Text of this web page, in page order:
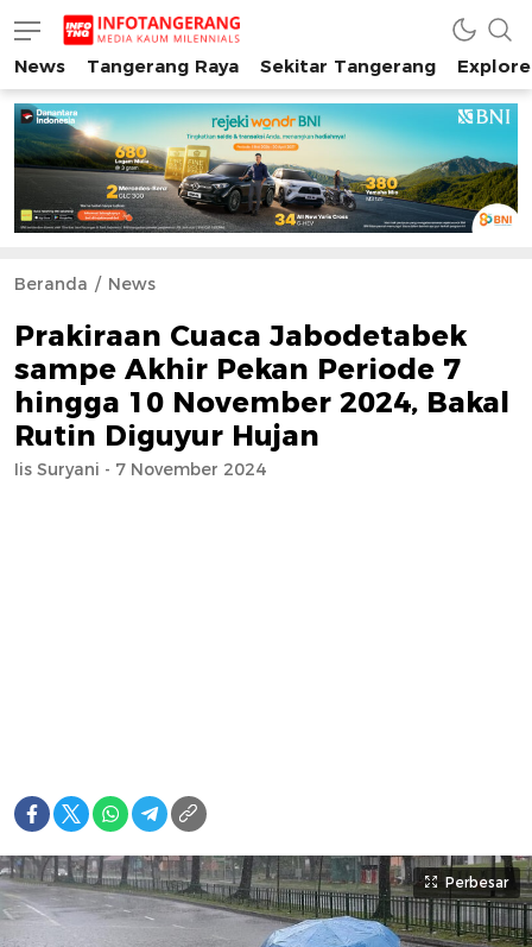
INFO TANGERANG
Media Kaum Millenials Tangerang Raya
News Tangerang Raya Sekitar Tangerang
Beranda News
Prakiraan Cuaca Jabodetabek
sampe Akhir Pekan Periode 7
hingga 10 November 2024, Bakal
Rutin Diguyur Hujan
Iis Suryani - 7 November 2024
Perbesar